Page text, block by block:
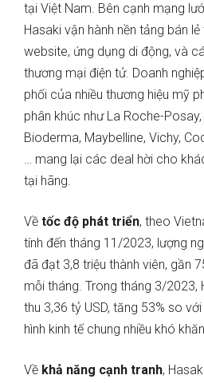
tại Việt Nam. Bên cạnh mạng
Hasaki vận hành nền tảng bán
website, ứng dụng di động, và
thương mại điện tử. Doanh
phối của nhiều thương hiệu mỹ
phân khúc như La Roche-Posay,
Bioderma, Maybelline, Vichy,
… mang lại các deal hời cho
tại hãng.
Về tốc độ phát triển, theo
tính đến tháng 11/2023, lượng
đã đạt 3,8 triệu thành viên, gần
mỗi tháng. Trong tháng 3/2023,
thu 3,36 tỷ USD, tăng 53% so
hình kinh tế chung nhiều khó
Về khả năng cạnh tranh,